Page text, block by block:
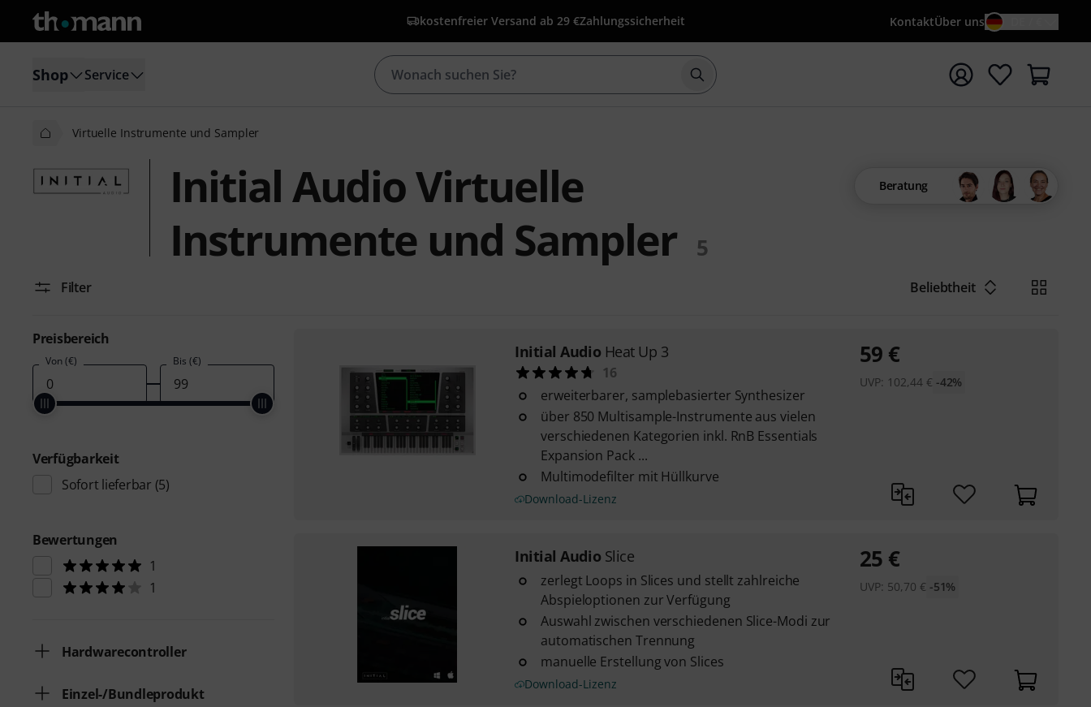
kostenfreier Versand ab 29 €Zahlungssicherheit KontaktÜber uns
Shop Service Suche mit Suchwort {searchTerm} starten
Virtuelle Instrumente und Sampler
Initial Audio Virtuelle
Instrumente und Sampler
5
Beratung
Filter Beliebtheit
Preisbereich
Von (€) Bis (€)
Verfügbarkeit
Sofort lieferbar (5)
Bewertungen
1
1
Hardwarecontroller
Einzel-/Bundleprodukt
Initial Audio Heat Up 3
16
erweiterbarer, samplebasierter Synthesizer
über 850 Multisample-Instrumente aus vielen
verschiedenen Kategorien inkl. RnB Essentials
Expansion Pack ...
Multimodefilter mit Hüllkurve
Download-Lizenz
59 €
UVP: 102,44 € -42%
Initial Audio Slice
zerlegt Loops in Slices und stellt zahlreiche
Abspieloptionen zur Verfügung
Auswahl zwischen verschiedenen Slice-Modi zur
automatischen Trennung
manuelle Erstellung von Slices
Download-Lizenz
25 €
UVP: 50,70 € -51%